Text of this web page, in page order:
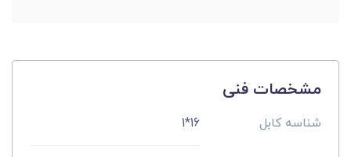
مشخصات فنی
شناسه کابل 16*1